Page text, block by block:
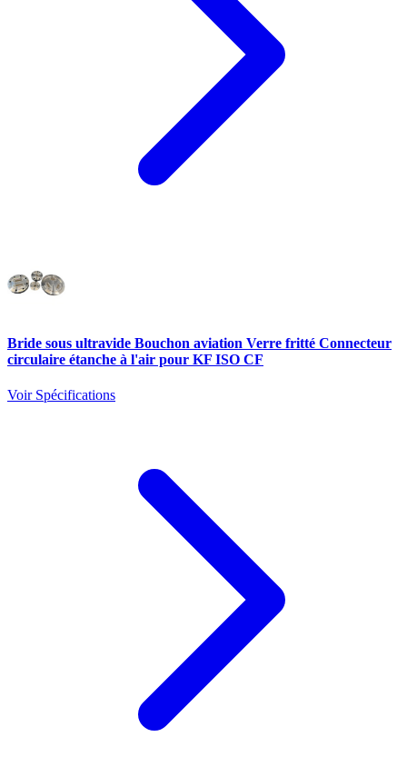
Bride sous ultravide Bouchon aviation Verre fritté Connecteur
circulaire étanche à l'air pour KF ISO CF
Voir Spécifications